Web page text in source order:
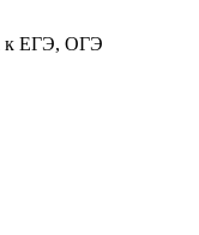
к ЕГЭ, ОГЭ